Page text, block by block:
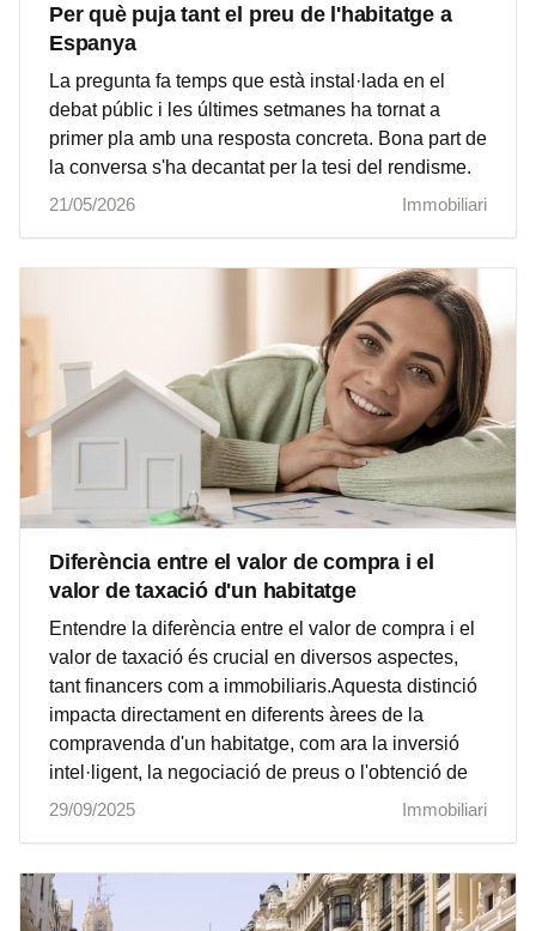
Per què puja tant el preu de l'habitatge a
Espanya
La pregunta fa temps que està instal·lada en el
debat públic i les últimes setmanes ha tornat a
primer pla amb una resposta concreta. Bona part de
la conversa s'ha decantat per la tesi del rendisme.
21/05/2026
Immobiliari
Diferència entre el valor de compra i el
valor de taxació d'un habitatge
Entendre la diferència entre el valor de compra i el
valor de taxació és crucial en diversos aspectes,
tant financers com a immobiliaris.Aquesta distinció
impacta directament en diferents àrees de la
compravenda d'un habitatge, com ara la inversió
intel·ligent, la negociació de preus o l'obtenció de
29/09/2025
Immobiliari